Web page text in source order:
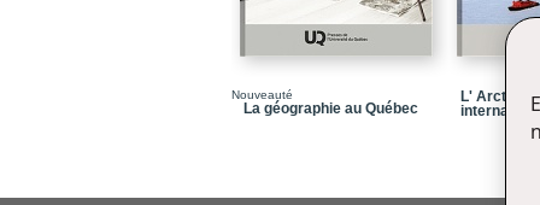
Nouveauté
La géographie au Québec
L' Arctique